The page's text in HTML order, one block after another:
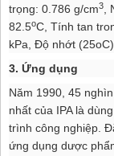
trọng: 0.786 g/cm3,
82.5oC, Tính tan
kPa, Độ nhớt
3. Ứng dụng
Năm 1990, 45
nhất của IPA là
trình công nghiệp.
ứng dụng dược